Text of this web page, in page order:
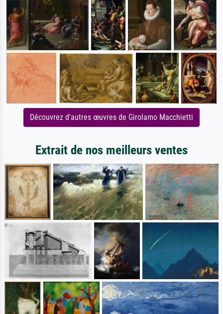
Découvrez d'autres œuvres de Girolamo Macchietti
Extrait de nos meilleurs ventes